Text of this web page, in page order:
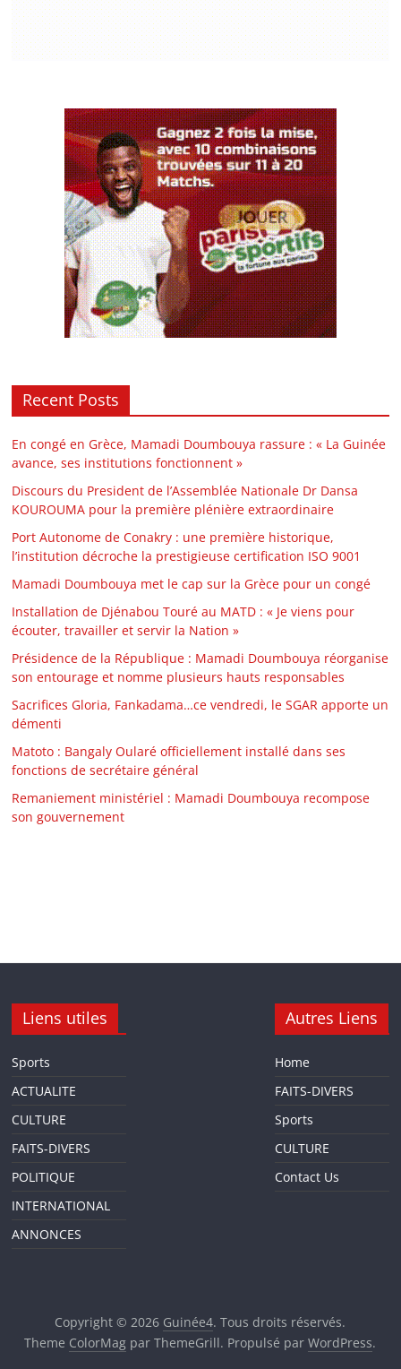
Recent Posts
En congé en Grèce, Mamadi Doumbouya rassure : « La Guinée
avance, ses institutions fonctionnent »
Discours du President de l’Assemblée Nationale Dr Dansa
KOUROUMA pour la première plénière extraordinaire
Port Autonome de Conakry : une première historique,
l’institution décroche la prestigieuse certification ISO 9001
Mamadi Doumbouya met le cap sur la Grèce pour un congé
Installation de Djénabou Touré au MATD : « Je viens pour
écouter, travailler et servir la Nation »
Présidence de la République : Mamadi Doumbouya réorganise
son entourage et nomme plusieurs hauts responsables
Sacrifices Gloria, Fankadama…ce vendredi, le SGAR apporte un
démenti
Matoto : Bangaly Oularé officiellement installé dans ses
fonctions de secrétaire général
Remaniement ministériel : Mamadi Doumbouya recompose
son gouvernement
Liens utiles
Sports
ACTUALITE
CULTURE
FAITS-DIVERS
POLITIQUE
INTERNATIONAL
ANNONCES
Autres Liens
Home
FAITS-DIVERS
Sports
CULTURE
Contact Us
Copyright © 2026 Guinée4. Tous droits réservés.
Theme ColorMag par ThemeGrill. Propulsé parWordPress.